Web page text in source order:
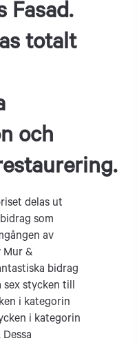
Fasad.
totalt
och
delas ut
som
av
Mur &
bidrag
sex stycken till
i kategorin
i kategorin